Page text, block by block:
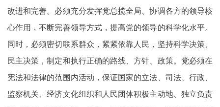
改进和完善。必须充分发挥党总揽全局、协调各方的领导核
心作用，不断完善领导方式，提高党的领导的科学化水平。
同时，必须密切联系群众，紧紧依靠人民，坚持科学决策、
民主决策，制定和执行正确的路线、方针、政策。党必须在
宪法和法律的范围内活动，保证国家的立法、司法、行政、
监察机关、经济文化组织和人民团体积极主动地、独立负责